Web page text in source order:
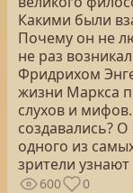
Какими были
Почему он не
не раз
Фридрихом
жизни Маркса
слухов и
создавались?
одного из
зрители
600 0